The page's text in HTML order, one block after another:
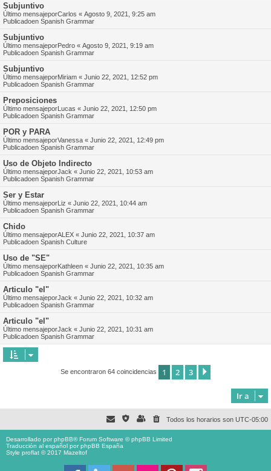
Subjuntivo
Último mensajeporCarlos « Agosto 9, 2021, 9:25 am
Publicadoen Spanish Grammar
Subjuntivo
Último mensajeporPedro « Agosto 9, 2021, 9:19 am
Publicadoen Spanish Grammar
Subjuntivo
Último mensajeporMiriam « Junio 22, 2021, 12:52 pm
Publicadoen Spanish Grammar
Preposiciones
Último mensajeporLucas « Junio 22, 2021, 12:50 pm
Publicadoen Spanish Grammar
POR y PARA
Último mensajeporVanessa « Junio 22, 2021, 12:49 pm
Publicadoen Spanish Grammar
Uso de Objeto Indirecto
Último mensajeporJack « Junio 22, 2021, 10:53 am
Publicadoen Spanish Grammar
Ser y Estar
Último mensajeporLiz « Junio 22, 2021, 10:44 am
Publicadoen Spanish Grammar
Chido
Último mensajeporALEX « Junio 22, 2021, 10:37 am
Publicadoen Spanish Culture
Uso de "SE"
Último mensajeporKathleen « Junio 22, 2021, 10:35 am
Publicadoen Spanish Grammar
Articulo "el"
Último mensajeporJack « Junio 22, 2021, 10:32 am
Publicadoen Spanish Grammar
Articulo "el"
Último mensajeporJack « Junio 22, 2021, 10:31 am
Publicadoen Spanish Grammar
Se encontraron 64 coincidencias 1 2 3
Ir a
Todos los horarios son UTC-05:00
Desarrollado porphpBB® Forum Software © phpBB Limited
Traducción al español porphpBB España
Style proflat © 2017 Mazeltof